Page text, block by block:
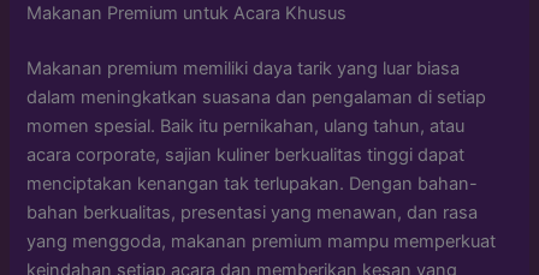
Makanan Premium untuk Acara Khusus
Makanan premium memiliki daya tarik yang luar biasa
dalam meningkatkan suasana dan pengalaman di setiap
momen spesial. Baik itu pernikahan, ulang tahun, atau
acara corporate, sajian kuliner berkualitas tinggi dapat
menciptakan kenangan tak terlupakan. Dengan bahan-
bahan berkualitas, presentasi yang menawan, dan rasa
yang menggoda, makanan premium mampu memperkuat
keindahan setiap acara dan memberikan kesan yang